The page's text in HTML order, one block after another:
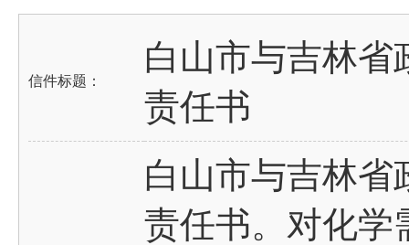
信件标题：
白山市与吉林省
责任书
白山市与吉林省
责任书。对化学